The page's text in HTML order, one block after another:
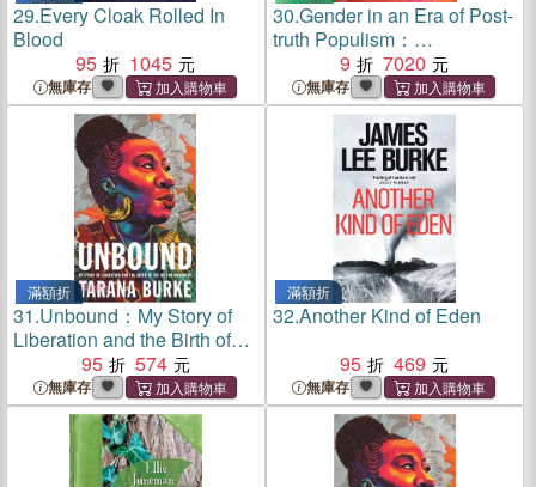
29.Every Cloak Rolled In
Blood
95
1045
無庫存
30.Gender in an Era of Post-
truth Populism：
Pedagogies, Challenges
and Strategies
9 7020
無庫存
滿額折
31.Unbound：My Story of
Liberation and the Birth of
the Me Too Movement
95 574
無庫存
滿額折
32.Another Kind of Eden
95
469
無庫存